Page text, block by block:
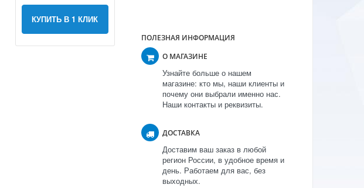
КУПИТЬ В 1 КЛИК
ПОЛЕЗНАЯ ИНФОРМАЦИЯ
О МАГАЗИНЕ
Узнайте больше о нашем
магазине: кто мы, наши клиенты и
почему они выбрали именно нас.
Наши контакты и реквизиты.
ДОСТАВКА
Доставим ваш заказ в любой
регион России, в удобное время и
день. Работаем для вас, без
выходных.